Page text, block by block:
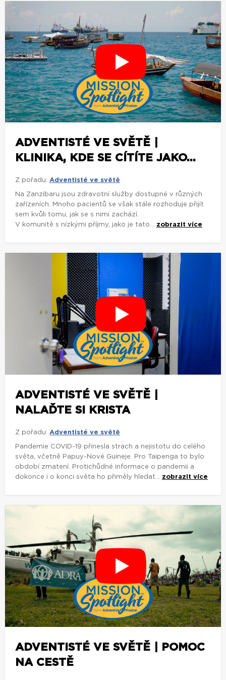
ADVENTISTÉ VE SVĚTĚ |
KLINIKA, KDE SE CÍTÍTE JAKO...
Z pořadu: Adventisté ve světě
Na Zanzibaru jsou zdravotní služby dostupné v různých
zařízeních. Mnoho pacientů se však stále rozhoduje přijít
sem kvůli tomu, jak se s nimi zachází.
V komunitě s nízkými příjmy, jako je tato... zobrazit více
ADVENTISTÉ VE SVĚTĚ |
NALAĎTE SI KRISTA
Z pořadu: Adventisté ve světě
Pandemie COVID-19 přinesla strach a nejistotu do celého
světa, včetně Papuy-Nové Guineje. Pro Taipenga to bylo
období zmatení. Protichůdné informace o pandemii a
dokonce i o konci světa ho přiměly hledat... zobrazit více
ADVENTISTÉ VE SVĚTĚ | POMOC
NA CESTĚ